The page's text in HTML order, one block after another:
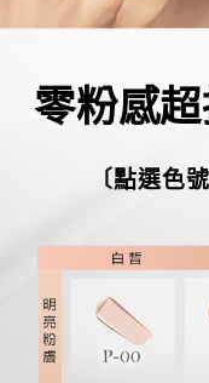
零粉感
〔點選色